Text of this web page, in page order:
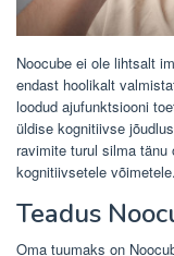
Noocube ei ole lihtsalt
endast hoolikalt
loodud ajufunktsiooni
üldise kognitiivse
ravimite turul silma
kognitiivsetele võimetele.
Teadus
Oma tuumaks on